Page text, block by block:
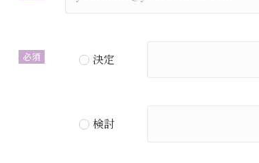
必須 決定
検討